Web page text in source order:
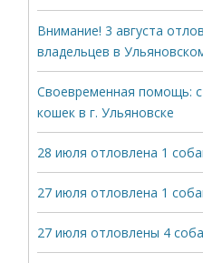
Внимание! 3 августа
владельцев в
Своевременная помощь:
кошек в г. Ульяновске
28 июля отловлена 1
27 июля отловлена 1
27 июля отловлены 4